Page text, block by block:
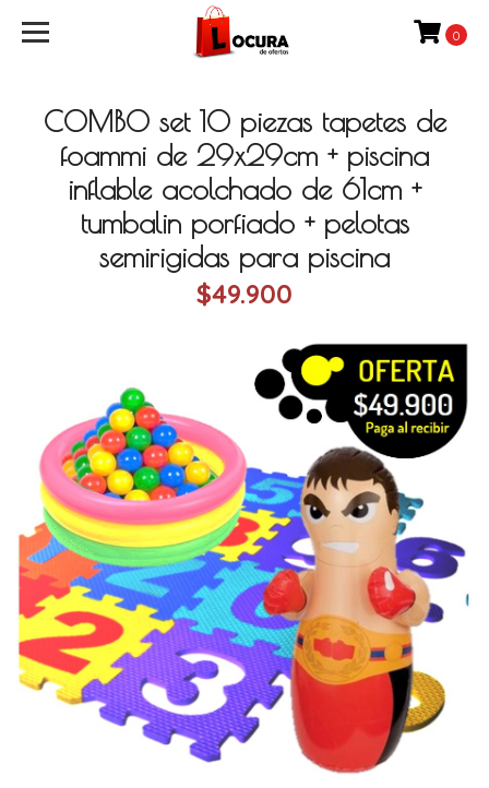
0
COMBO set 10 piezas tapetes de
foammi de 29x29cm + piscina
inflable acolchado de 61cm +
tumbalin porfiado + pelotas
semirigidas para piscina
$49.900